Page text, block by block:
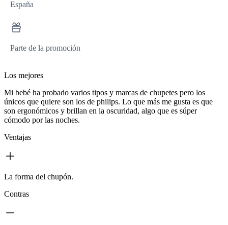
España
Parte de la promoción
Los mejores
Mi bebé ha probado varios tipos y marcas de chupetes pero los
únicos que quiere son los de philips. Lo que más me gusta es que
son ergonómicos y brillan en la oscuridad, algo que es súper
cómodo por las noches.
Ventajas
La forma del chupón.
Contras